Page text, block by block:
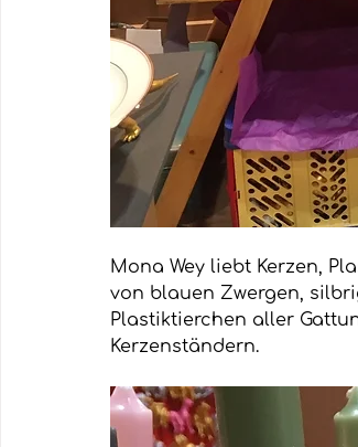
Mona Wey liebt Kerzen,
von blauen Zwergen,
Plastiktierchen aller
Kerzenständern.